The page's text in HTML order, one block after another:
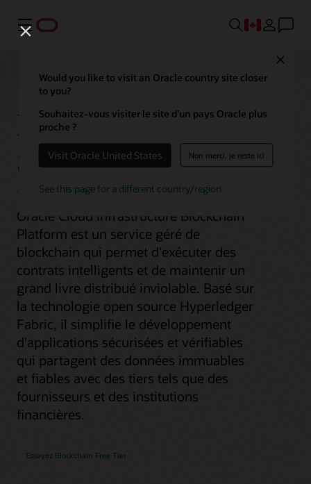
Menu
Would you like to visit an Oracle country site closer
to you?
Souhaitez-vous visiter le site d’un pays Oracle plus
proche ?
Visit Oracle United States Non merci, je reste ici
See this page for a different country/region
Blockchain Platform
Service
Oracle Cloud Infrastructure Blockchain
Platform est un service géré de
blockchain qui permet d'exécuter des
contrats intelligents et de maintenir un
grand livre distribué inviolable. Basé sur
la technologie open source Hyperledger
Fabric, il simplifie le développement
d'applications sécurisées et vérifiables
qui partagent des données immuables
et fiables avec des tiers tels que des
fournisseurs et des institutions
financières.
Essayez Blockchain Free Tier